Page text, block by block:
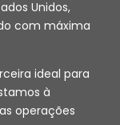
Unidos,
com máxima
ideal para
à
operações